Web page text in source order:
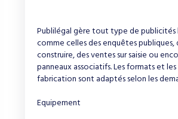
Publilégal gère tout type de publicités
comme celles des enquêtes publiques,
construire, des ventes sur saisie ou
panneaux associatifs. Les formats et
fabrication sont adaptés selon les
Equipement